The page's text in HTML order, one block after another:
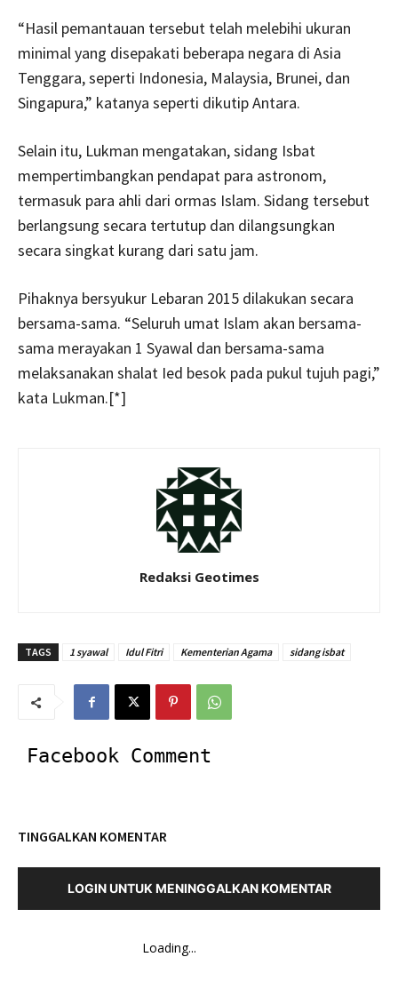
“Hasil pemantauan tersebut telah melebihi ukuran
minimal yang disepakati beberapa negara di Asia
Tenggara, seperti Indonesia, Malaysia, Brunei, dan
Singapura,” katanya seperti dikutip Antara.
Selain itu, Lukman mengatakan, sidang Isbat
mempertimbangkan pendapat para astronom,
termasuk para ahli dari ormas Islam. Sidang tersebut
berlangsung secara tertutup dan dilangsungkan
secara singkat kurang dari satu jam.
Pihaknya bersyukur Lebaran 2015 dilakukan secara
bersama-sama. “Seluruh umat Islam akan bersama-
sama merayakan 1 Syawal dan bersama-sama
melaksanakan shalat Ied besok pada pukul tujuh pagi,”
kata Lukman.[*]
Redaksi Geotimes
TAGS 1 syawal Idul Fitri Kementerian Agama sidang isbat
Facebook Comment
TINGGALKAN KOMENTAR
LOGIN UNTUK MENINGGALKAN KOMENTAR
Loading...